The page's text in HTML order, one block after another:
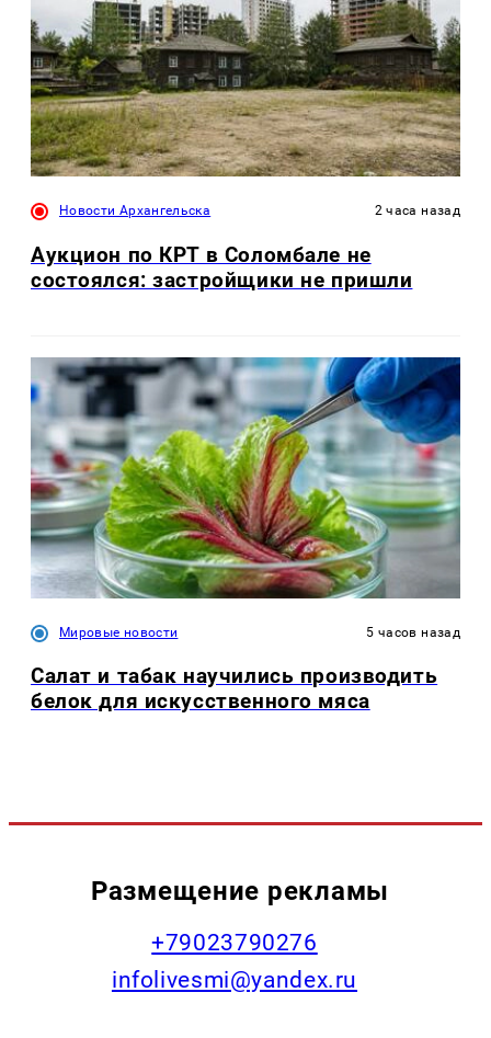
Новости Архангельска 2 часа назад
Аукцион по КРТ в Соломбале не
состоялся: застройщики не пришли
Мировые новости 5 часов назад
Салат и табак научились производить
белок для искусственного мяса
Размещение рекламы
+79023790276
infolivesmi@yandex.ru